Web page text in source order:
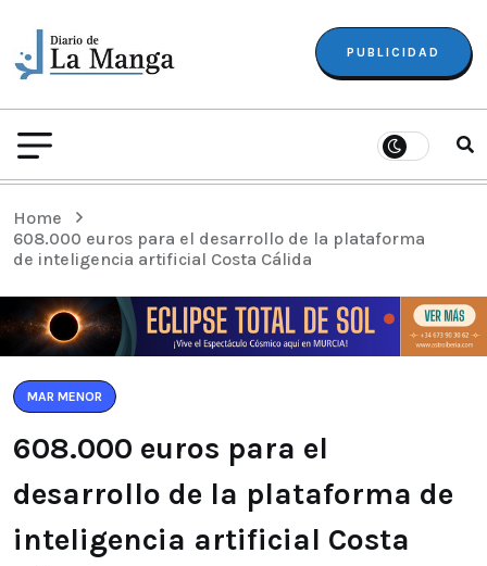
PUBLICIDAD
Home
608.000 euros para el desarrollo de la plataforma
de inteligencia artificial Costa Cálida
MAR MENOR
608.000 euros para el
desarrollo de la plataforma de
inteligencia artificial Costa